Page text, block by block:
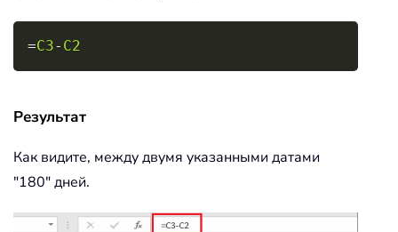
=C3- C2
Результат
Как видите, между двумя указанными датами
"180" дней.